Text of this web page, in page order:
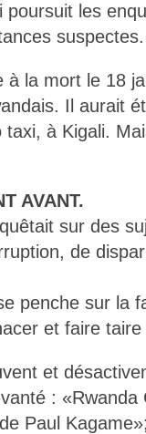
les
suspectes.
à la mort le 18
Il aurait
taxi, à Kigali.
AVANT.
sur des
de
penche sur la
et faire
et
:
Paul